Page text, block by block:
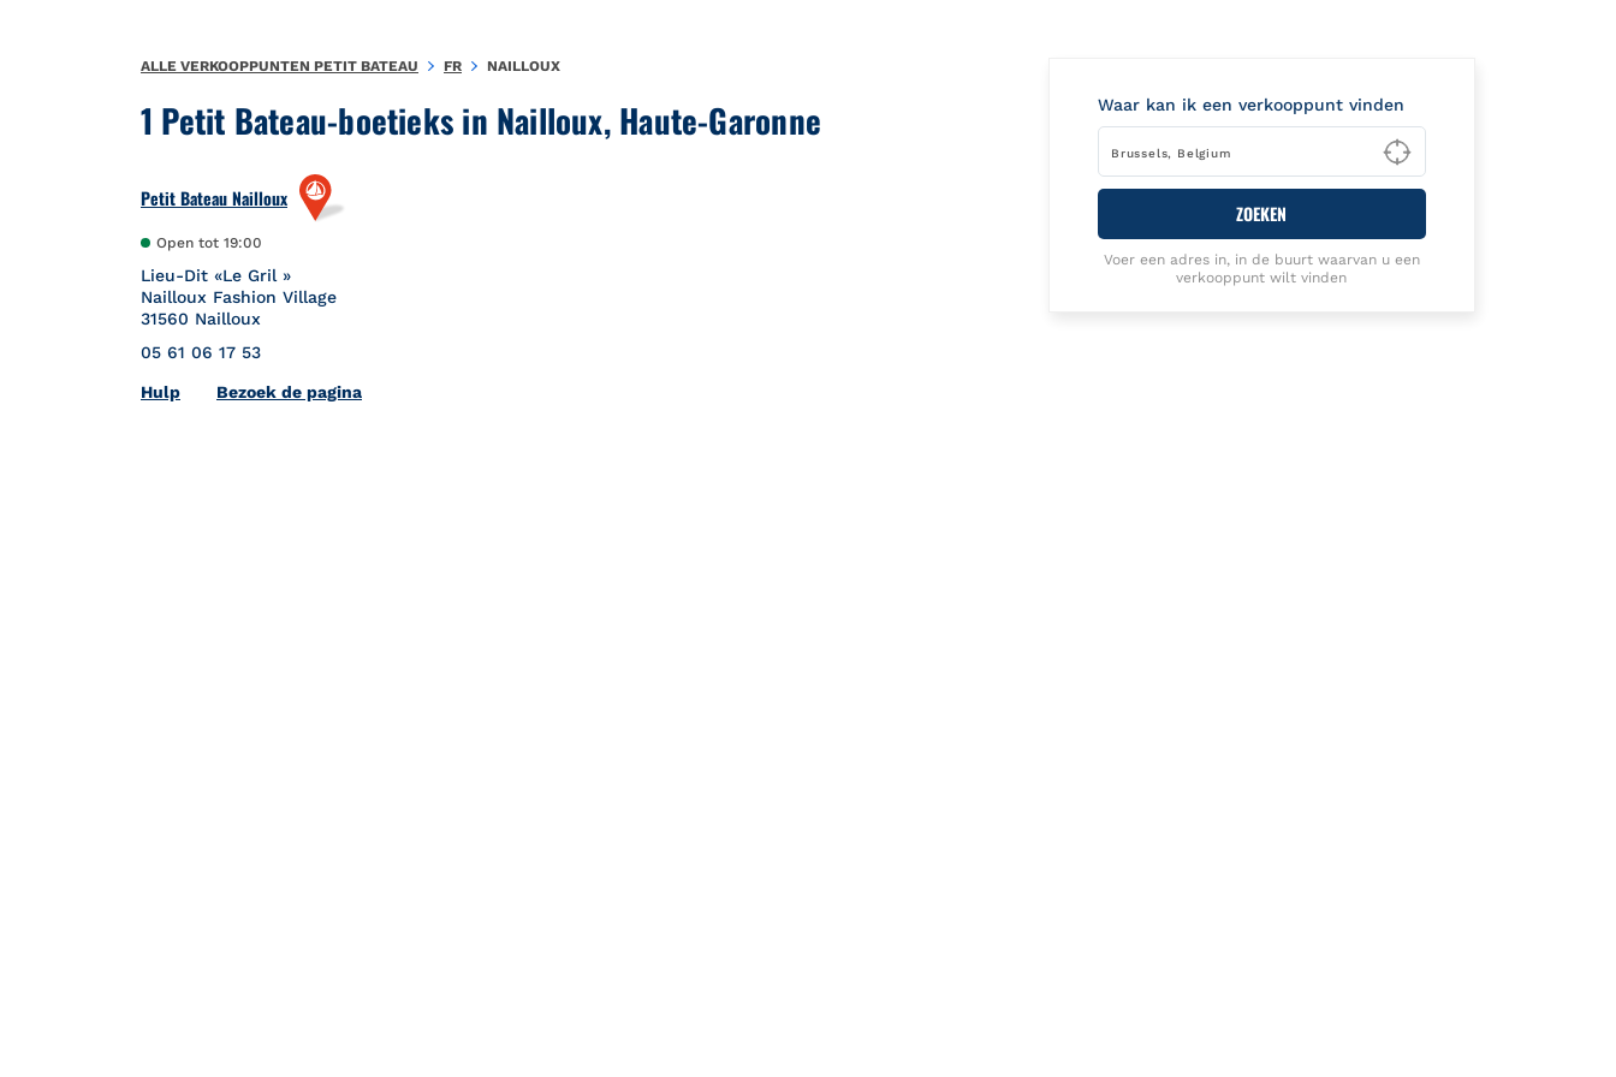
1 Petit Bateau-boetieks in Nailloux, Haute-Garonne
Petit Bateau Nailloux
Open tot 19:00
Lieu-Dit «Le Gril »
Nailloux Fashion Village
31560 Nailloux
05 61 06 17 53
HulpLink Opens in New Tab
Bezoek de pagina
Waar kan ik een verkooppunt vinden
Type to begin
ZOEKEN
Voer een adres in, in de buurt waarvan u een
verkooppunt wilt vinden
ALLE VERKOOPPUNTEN PETIT BATEAU FR NAILLOUX